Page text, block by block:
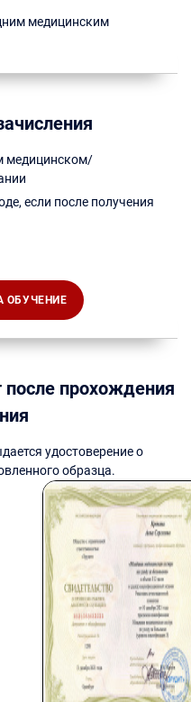
медицинским
медицинском/
если после получения
ОБУЧЕНИЕ
прохождения
удостоверение о
образца.